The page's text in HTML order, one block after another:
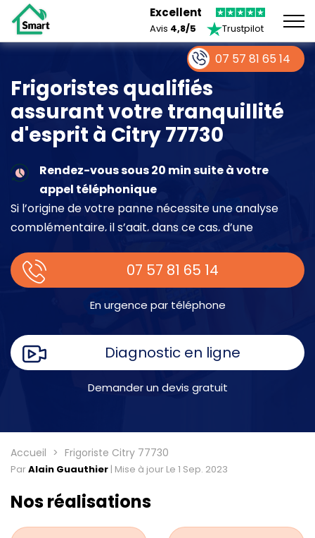
Excellent
Avis 4,8/5 Trustpilot
Frigoristes qualifiés
assurant votre tranquillité
d'esprit à Citry 77730
Rendez-vous sous 20 min suite à votre
appel téléphonique
Si l’origine de votre panne nécessite une analyse
complémentaire, il s’agit, dans ce cas, d’une
place.
07 57 81 65 14
En urgence par téléphone
Diagnostic en ligne
Demander un devis gratuit
Accueil Frigoriste Citry 77730
ParAlain Guauthier | Mise à jour Le 1 Sep. 2023
Nos réalisations
07 57 81 65 14